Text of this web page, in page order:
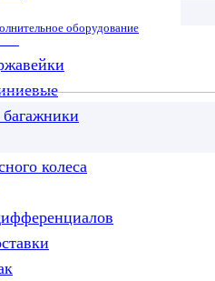
оборудование
колеса